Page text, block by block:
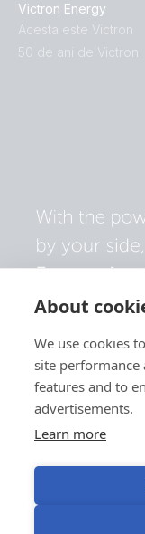
About
We use cookies
site performance
features and to
advertisements.
Learn more
Victron Energy
Acesta este Victron
50 de ani de Victron
Politica de
Utilizarea modulelor